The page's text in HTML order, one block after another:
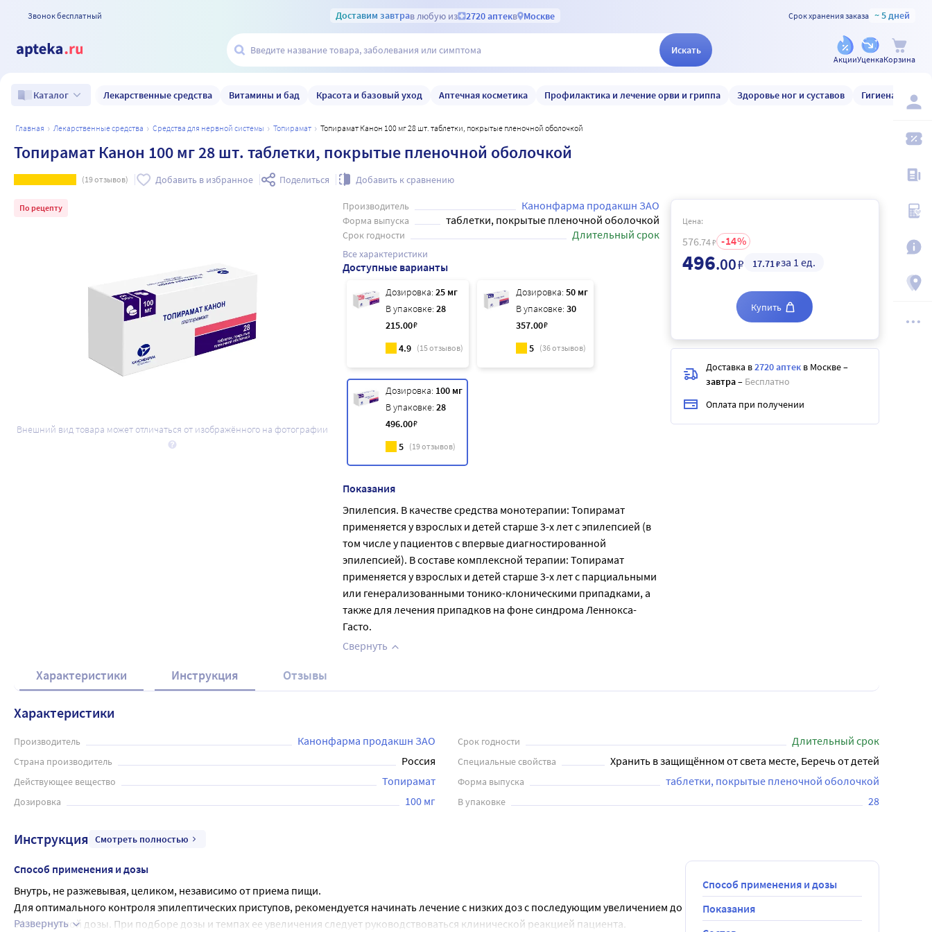
Звонок бесплатный Доставим завтрав любую из 2720 аптекв Москве Срок хранения заказа ~ 5 дней
Искать
АкцииУценкаКорзина
Каталог Лекарственные средства Витамины и бад Красота и базовый уход Аптечная косметика Профилактика и лечение орви и гриппа Здоровье ног и суставов Гигиена и уход
главная лекарственные средства средства для нервной системы топирамат Топирамат Канон 100 мг 28 шт. таблетки, покрытые пленочной оболочкой
Топирамат Канон 100 мг 28 шт. таблетки, покрытые пленочной оболочкой
(19отзывов) Добавить в избранное Поделиться Добавить к сравнению
По рецепту
Внешний вид товара может отличаться от изображённого на фотографии
Производитель Канонфарма продакшн ЗАО
Форма выпуска таблетки, покрытые пленочной оболочкой
Срок годности Длительный срок
Все характеристики
Доступные варианты
Дозировка: 25 мг
В упаковке: 28
215.00₽
4.9 (15отзывов)
Дозировка: 50 мг
В упаковке: 30
357.00₽
5 (36отзывов)
Дозировка: 100 мг
В упаковке: 28
496.00₽
5 (19отзывов)
Показания
Эпилепсия. В качестве средства монотерапии: Топирамат
применяется у взрослых и детей старше 3-х лет с эпилепсией (в
том числе у пациентов с впервые диагностированной
эпилепсией). В составе комплексной терапии: Топирамат
применяется у взрослых и детей старше 3-х лет с парциальными
или генерализованными тонико-клоническими припадками, а
также для лечения припадков на фоне синдрома Леннокса-
Гасто.
Свернуть
Цена:
576.74₽ 14
496.00₽ 17.71 ₽за 1 ед.
Купить
Доставка в2720 аптек в Москве–
завтра– Бесплатно
Оплата при получении
Характеристики Инструкция Отзывы
Характеристики
Производитель Канонфарма продакшн ЗАО Срок годности Длительный срок
Страна производитель Россия Специальные свойства Хранить в защищённом от света месте, Беречь от детей
Действующее вещество Топирамат Форма выпуска таблетки, покрытые пленочной оболочкой
Дозировка 100 мг В упаковке 28
Инструкция Смотреть полностью
Способ применения и дозы
Внутрь, не разжевывая, целиком, независимо от приема пищи.
Для оптимального контроля эпилептических приступов, рекомендуется начинать лечение с низких доз с последующим увеличением до
эффективной дозы. При подборе дозы и темпах ее увеличения следует руководствоваться клинической реакцией пациента.
Развернуть
Способ применения и дозы
Показания